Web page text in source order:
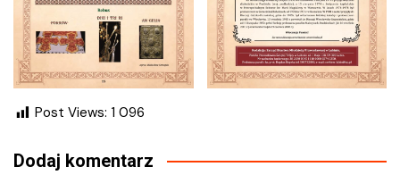
Post Views: 1 096
Dodaj komentarz